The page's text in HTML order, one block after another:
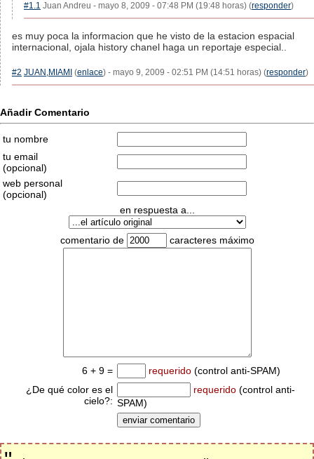
#1.1 Juan Andreu - mayo 8, 2009 - 07:48 PM (19:48 horas) (responder)
es muy poca la informacion que he visto de la estacion espacial
internacional, ojala history chanel haga un reportaje especial..
#2 JUAN,MIAMI (enlace) - mayo 9, 2009 - 02:51 PM (14:51 horas) (responder)
Añadir Comentario
tu nombre
tu email
(opcional)
web personal
(opcional)
en respuesta a...
comentario de caracteres máximo
6 + 9 = requerido (control anti-SPAM)
¿De qué color es el
cielo?:
requerido (control anti-
SPAM)